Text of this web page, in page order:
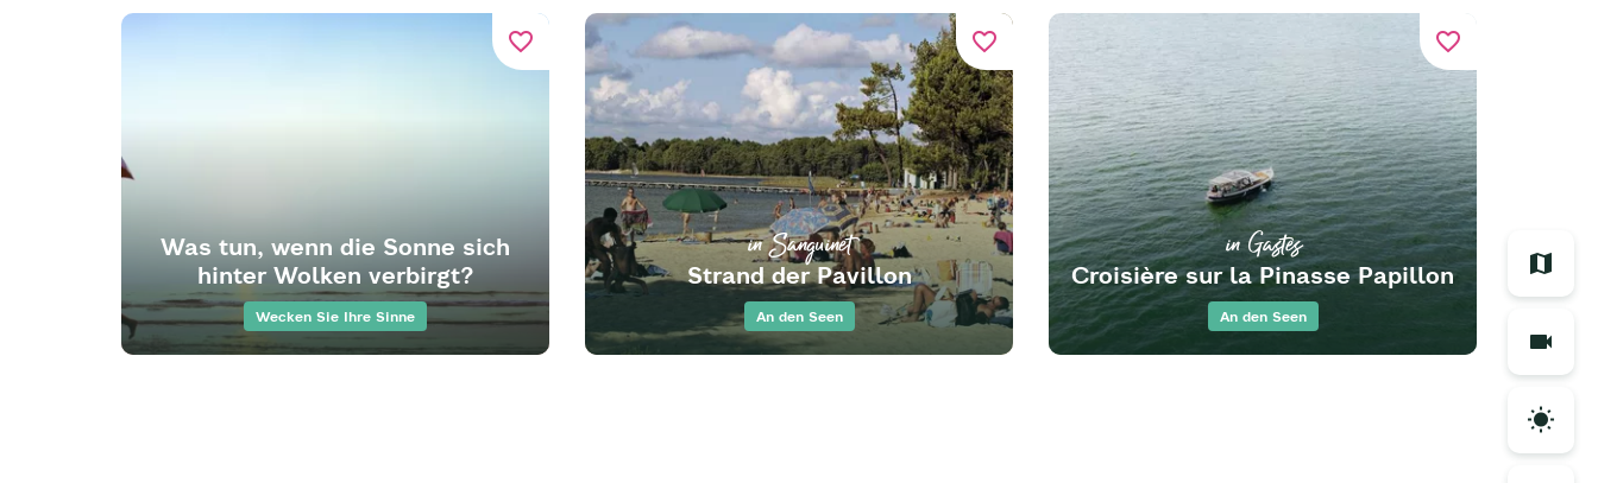
favorite_border
Was tun, wenn die Sonne sich
hinter Wolken verbirgt?
Wecken Sie Ihre Sinne
favorite_border
in Sanguinet
Strand der Pavillon
An den Seen
favorite_border
in Gastes
Croisière sur la Pinasse Papillon
An den Seen